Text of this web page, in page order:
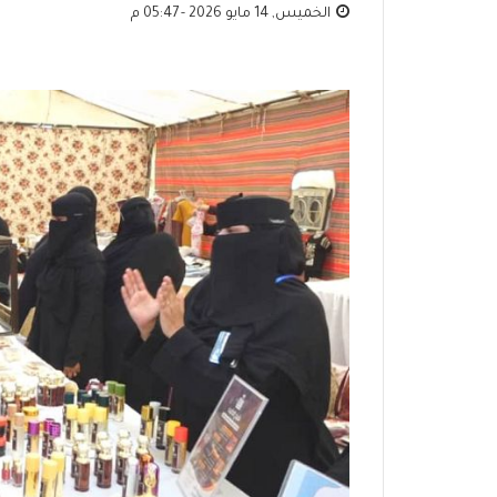
الخميس, 14 مايو 2026 - 05:47 م